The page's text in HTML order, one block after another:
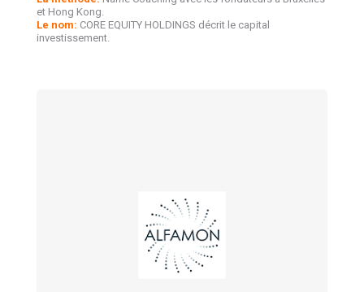
et Hong Kong.
Le nom: CORE EQUITY HOLDINGS décrit le capital
investissement.